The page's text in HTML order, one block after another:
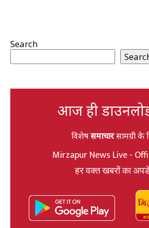
Search
आज ही
विशेषसमाचारसामग्री के
Mirzapur News Live -
हर वक्त खबरों का